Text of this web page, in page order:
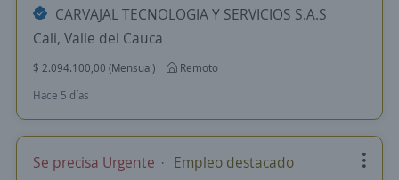
CARVAJAL TECNOLOGIA Y SERVICIOS S.A.S
Cali, Valle del Cauca
$ 2.094.100,00 (Mensual)
Remoto
Hace 5 días
Se precisa Urgente Empleo destacado